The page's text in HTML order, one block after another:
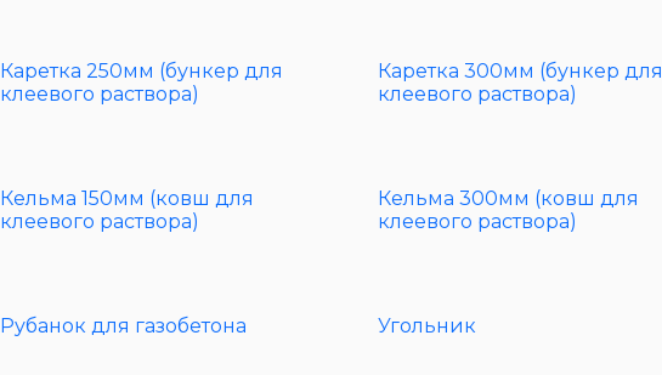
Каретка 250мм (бункер для
клеевого раствора)
Каретка 300мм (бункер для
клеевого раствора)
Кельма 150мм (ковш для
клеевого раствора)
Кельма 300мм (ковш для
клеевого раствора)
Рубанок для газобетона Угольник